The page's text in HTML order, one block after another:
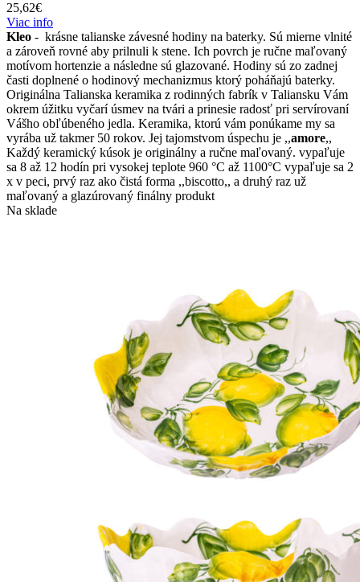
25,62€
Viac info
Kleo - krásne talianske závesné hodiny na baterky. Sú mierne vlnité
a zároveň rovné aby prilnuli k stene. Ich povrch je ručne maľovaný
motívom hortenzie a následne sú glazované. Hodiny sú zo zadnej
časti doplnené o hodinový mechanizmus ktorý poháňajú baterky.
Originálna Talianska keramika z rodinných fabrík v Taliansku Vám
okrem úžitku vyčarí úsmev na tvári a prinesie radosť pri servírovaní
Vášho obľúbeného jedla. Keramika, ktorú vám ponúkame my sa
vyrába už takmer 50 rokov. Jej tajomstvom úspechu je ,,amore,,
Každý keramický kúsok je originálny a ručne maľovaný. vypaľuje
sa 8 až 12 hodín pri vysokej teplote 960 °C až 1100°C vypaľuje sa 2
x v peci, prvý raz ako čistá forma ,,biscotto,, a druhý raz už
maľovaný a glazúrovaný finálny produkt
Na sklade